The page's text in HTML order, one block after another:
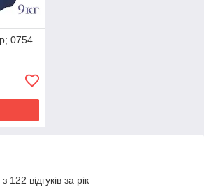
0754
122 відгуків за рік